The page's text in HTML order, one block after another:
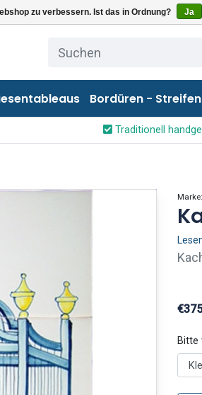
zu verbessern. Ist das in Ordnung? Ja
Bordüren - Streifen
Traditionell
Marke:
Bitte